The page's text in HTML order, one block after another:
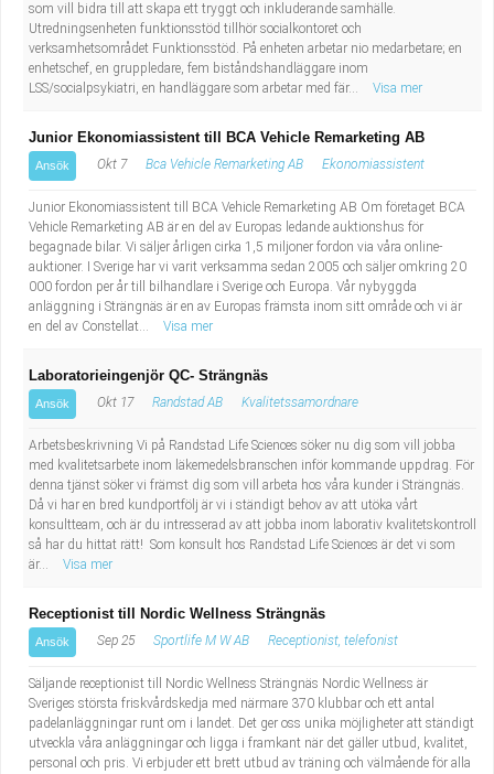
som vill bidra till att skapa ett tryggt och inkluderande samhälle.
Utredningsenheten funktionsstöd tillhör socialkontoret och
verksamhetsområdet Funktionsstöd. På enheten arbetar nio medarbetare; en
enhetschef, en gruppledare, fem biståndshandläggare inom
LSS/socialpsykiatri, en handläggare som arbetar med fär...
Visa mer
Junior Ekonomiassistent till BCA Vehicle Remarketing AB
Ansök Okt 7 Bca Vehicle Remarketing AB Ekonomiassistent
Junior Ekonomiassistent till BCA Vehicle Remarketing AB Om företaget BCA
Vehicle Remarketing AB är en del av Europas ledande auktionshus för
begagnade bilar. Vi säljer årligen cirka 1,5 miljoner fordon via våra online-
auktioner. I Sverige har vi varit verksamma sedan 2005 och säljer omkring 20
000 fordon per år till bilhandlare i Sverige och Europa. Vår nybyggda
anläggning i Strängnäs är en av Europas främsta inom sitt område och vi är
en del av Constellat...
Visa mer
Laboratorieingenjör QC- Strängnäs
Ansök Okt 17 Randstad AB Kvalitetssamordnare
Arbetsbeskrivning Vi på Randstad Life Sciences söker nu dig som vill jobba
med kvalitetsarbete inom läkemedelsbranschen inför kommande uppdrag. För
denna tjänst söker vi främst dig som vill arbeta hos våra kunder i Strängnäs.
Då vi har en bred kundportfölj är vi i ständigt behov av att utöka vårt
konsultteam, och är du intresserad av att jobba inom laborativ kvalitetskontroll
så har du hittat rätt! Som konsult hos Randstad Life Sciences är det vi som
är...
Visa mer
Receptionist till Nordic Wellness Strängnäs
Ansök Sep 25 Sportlife M W AB Receptionist, telefonist
Säljande receptionist till Nordic Wellness Strängnäs Nordic Wellness är
Sveriges största friskvårdskedja med närmare 370 klubbar och ett antal
padelanläggningar runt om i landet. Det ger oss unika möjligheter att ständigt
utveckla våra anläggningar och ligga i framkant när det gäller utbud, kvalitet,
personal och pris. Vi erbjuder ett brett utbud av träning och välmående för alla